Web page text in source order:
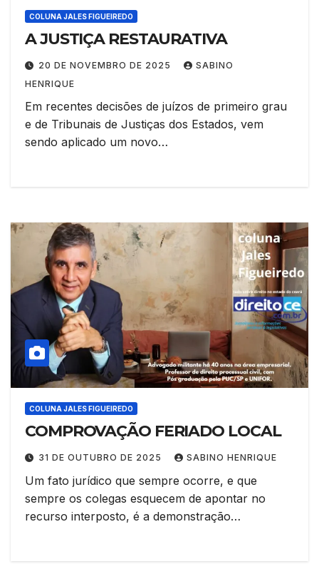
COLUNA JALES FIGUEIREDO
A JUSTIÇA RESTAURATIVA
20 DE NOVEMBRO DE 2025
SABINO
HENRIQUE
Em recentes decisões de juízos de primeiro grau
e de Tribunais de Justiças dos Estados, vem
sendo aplicado um novo…
COLUNA JALES FIGUEIREDO
COMPROVAÇÃO FERIADO LOCAL
31 DE OUTUBRO DE 2025 SABINO HENRIQUE
Um fato jurídico que sempre ocorre, e que
sempre os colegas esquecem de apontar no
recurso interposto, é a demonstração…